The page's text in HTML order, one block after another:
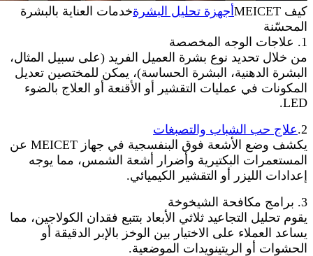
كيف MEICET أجهزة تحليل البشرةخدمات العناية بالبشرة
المحسّنة
1. علاجات الوجه المخصصة
من خلال تحديد نوع بشرة العميل الفريد (على سبيل المثال،
البشرة الدهنية، البشرة الحساسة)، يمكن للمختصين تعديل
المكونات في عمليات التقشير أو الأقنعة أو العلاج بالضوء
LED.
2. علاج حب الشباب والتصبغات
يكشف وضع الأشعة فوق البنفسجية في جهاز MEICET عن
المستعمرات البكتيرية وأضرار أشعة الشمس، مما يوجه
إعدادات الليزر أو التقشير الكيميائي.
3. برامج مكافحة الشيخوخة
يقوم تحليل التجاعيد ثلاثي الأبعاد بتتبع فقدان الكولاجين، مما
يساعد العملاء على الاختيار بين الوخز بالإبر الدقيقة أو
الحشوات أو الريتينويدات الموضعية.